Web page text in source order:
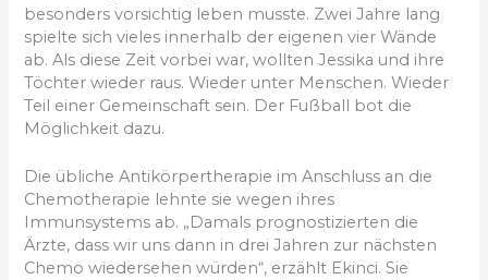
besonders vorsichtig leben musste. Zwei Jahre lang
spielte sich vieles innerhalb der eigenen vier Wände
ab. Als diese Zeit vorbei war, wollten Jessika und ihre
Töchter wieder raus. Wieder unter Menschen. Wieder
Teil einer Gemeinschaft sein. Der Fußball bot die
Möglichkeit dazu.
Die übliche Antikörpertherapie im Anschluss an die
Chemotherapie lehnte sie wegen ihres
Immunsystems ab. „Damals prognostizierten die
Ärzte, dass wir uns dann in drei Jahren zur nächsten
Chemo wiedersehen würden“, erzählt Ekinci. Sie